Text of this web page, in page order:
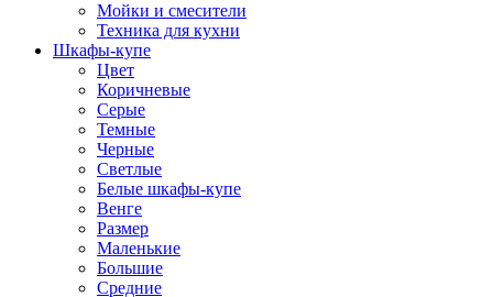
Мойки и смесители
Техника для кухни
Шкафы-купе
Цвет
Коричневые
Серые
Темные
Черные
Светлые
Белые шкафы-купе
Венге
Размер
Маленькие
Большие
Средние